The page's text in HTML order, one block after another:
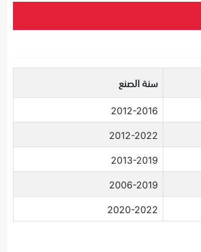
سنة الصنع
2012-2016
2012-2022
2013-2019
2006-2019
2020-2022